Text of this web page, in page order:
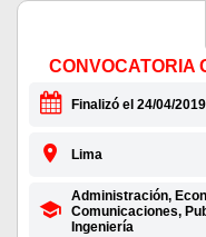
CONVOCATORIA
Finalizó el 24/04/2019
Lima
Administración,
Comunicaciones,
Ingeniería